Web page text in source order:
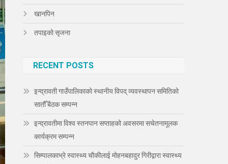
खानपिन
तपाइको सृजना
RECENT POSTS
इन्द्रावती गाउँपालिकाको स्थानीय विपद् व्यवस्थापन समितिको
सातौँ बैठक सम्पन्न
इन्द्रावतीमा विश्व स्तनपान सप्ताहको अवसरमा सचेतनामूलक
कार्यक्रम सम्पन्न
सिम्पालकाभ्रे स्वास्थ्य चौकीलाई मोहनबहादुर गिरीद्वारा स्वास्थ्य